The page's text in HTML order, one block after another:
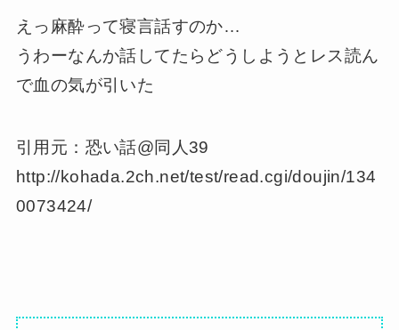
えっ麻酔って寝言話すのか…
うわーなんか話してたらどうしようとレス読ん
で血の気が引いた
引用元：恐い話@同人39
http://kohada.2ch.net/test/read.cgi/doujin/134
0073424/